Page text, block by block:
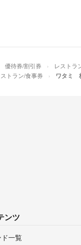
優待券/割引券 レストラ
トラン/食事券 ワタミ
ンツ
一覧